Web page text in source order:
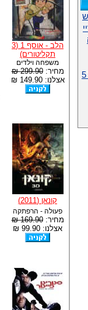
הלב - אוסף 1 (3
תקליטורים)
משפחה וילדים
מחיר:299.90 ₪
אצלנו: 149.90 ₪
קונאן (2011)
פעולה - הרפתקה
מחיר:169.90 ₪
אצלנו: 99.90 ₪
מבצע חיסול 5